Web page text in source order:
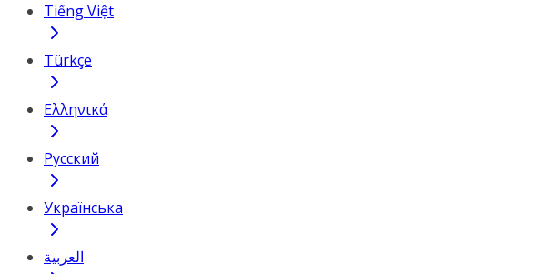
Tiếng Việt
Türkçe
Ελληνικά
Русский
Українська
العربية